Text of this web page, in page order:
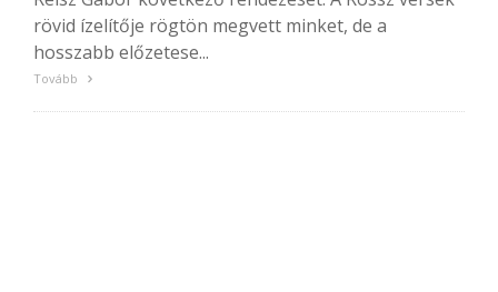
rövid ízelítője rögtön megvett minket, de a
hosszabb előzetese...
Tovább